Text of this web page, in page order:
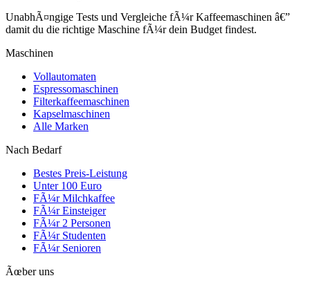
UnabhÃ¤ngige Tests und Vergleiche fÃ¼r Kaffeemaschinen â€”
damit du die richtige Maschine fÃ¼r dein Budget findest.
Maschinen
Vollautomaten
Espressomaschinen
Filterkaffeemaschinen
Kapselmaschinen
Alle Marken
Nach Bedarf
Bestes Preis-Leistung
Unter 100 Euro
FÃ¼r Milchkaffee
FÃ¼r Einsteiger
FÃ¼r 2 Personen
FÃ¼r Studenten
FÃ¼r Senioren
Ãœber uns